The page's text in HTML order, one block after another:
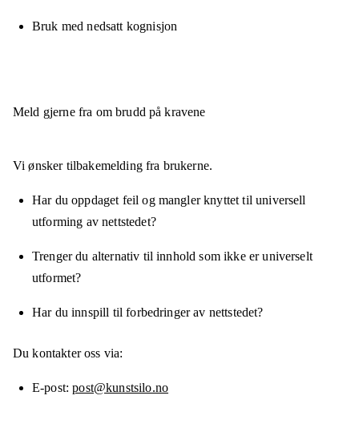
Bruk med nedsatt kognisjon
Meld gjerne fra om brudd på kravene
Vi ønsker tilbakemelding fra brukerne.
Har du oppdaget feil og mangler knyttet til universell
utforming av nettstedet?
Trenger du alternativ til innhold som ikke er universelt
utformet?
Har du innspill til forbedringer av nettstedet?
Du kontakter oss via:
E-post post@kunstsilo.no